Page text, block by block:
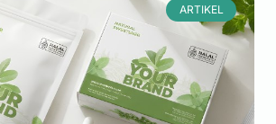
ARTIKEL